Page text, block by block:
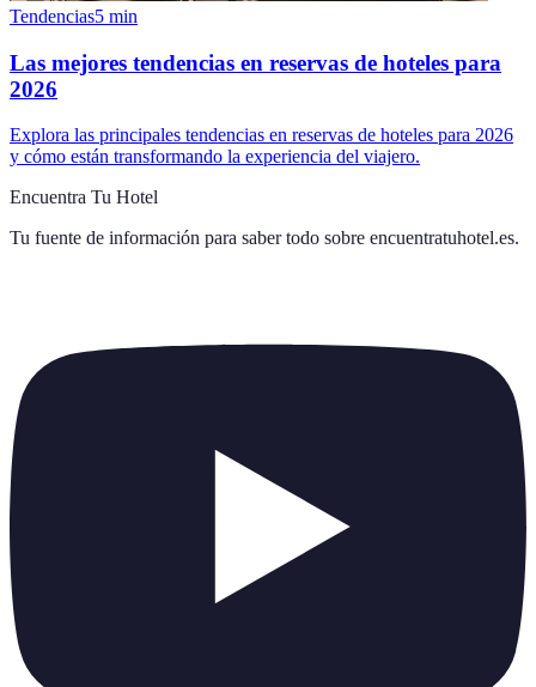
Tendencias5 min
Las mejores tendencias en reservas de hoteles para
2026
Explora las principales tendencias en reservas de hoteles para 2026
y cómo están transformando la experiencia del viajero.
Encuentra Tu Hotel
Tu fuente de información para saber todo sobre encuentratuhotel.es.